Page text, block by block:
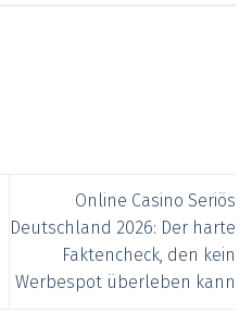
Online Casino Seriös
Deutschland 2026: Der harte
Faktencheck, den kein
Werbespot überleben kann